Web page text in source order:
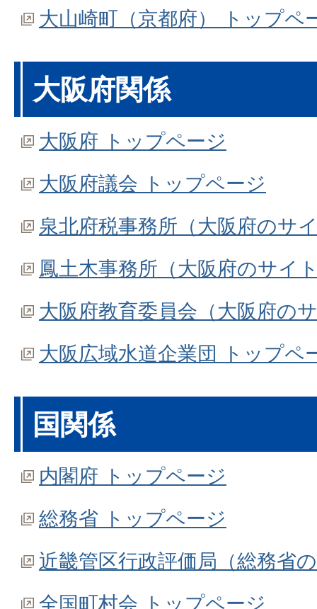
大山崎町（京都府） トップペ
大阪府関係
大阪府 トップページ
大阪府議会 トップページ
泉北府税事務所（大阪府のサ
鳳土木事務所（大阪府のサイ
大阪府教育委員会（大阪府の
大阪広域水道企業団 トップペ
国関係
内閣府 トップページ
総務省 トップページ
近畿管区行政評価局（総務省
全国町村会 トップページ